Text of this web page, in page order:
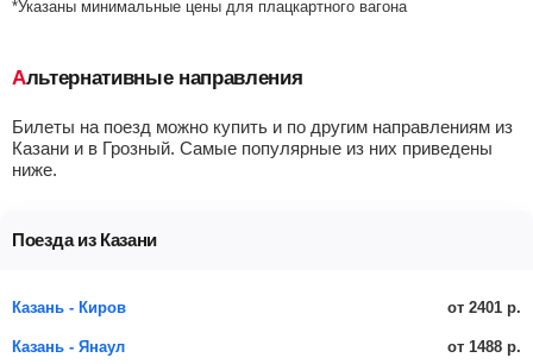
*Указаны минимальные цены для плацкартного вагона
Альтернативные направления
Билеты на поезд можно купить и по другим направлениям из
Казани и в Грозный. Самые популярные из них приведены
ниже.
Поезда из Казани
Казань - Киров от 2401 р.
Казань - Янаул от 1488 р.